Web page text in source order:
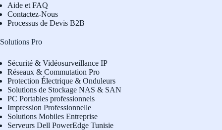
Aide et FAQ
Contactez-Nous
Processus de Devis B2B
Solutions Pro
Sécurité & Vidéosurveillance IP
Réseaux & Commutation Pro
Protection Électrique & Onduleurs
Solutions de Stockage NAS & SAN
PC Portables professionnels
Impression Professionnelle
Solutions Mobiles Entreprise
Serveurs Dell PowerEdge Tunisie